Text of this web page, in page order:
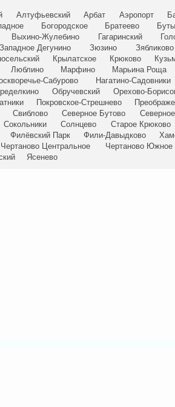
Алтуфьевский Арбат Аэропорт
Богородское Братеево
Выхино-Жулебино Гагаринский
Западное Дегунино Зюзино Зябликово
Крылатское Крюково
Люблино Марфино Марьина Роща
Сабурово Нагатино-Садовники
Обручевский Орехово-
Покровское-Стрешнево
Свиблово Северное Бутово
Сокольники Солнцево Старое Крюково
Филёвский Парк Фили-Давыдково
Чертаново Центральное Чертаново Южное
Ясенево